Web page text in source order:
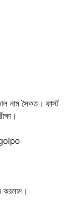
নাম সৈকত। ফার্স্ট
golpo
করলাম।